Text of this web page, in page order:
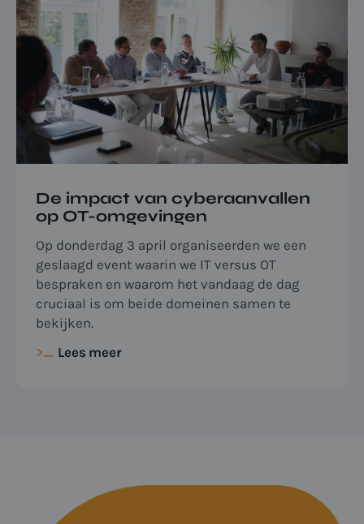
De impact van cyberaanvallen
op OT-omgevingen
Op donderdag 3 april organiseerden we een
geslaagd event waarin we IT versus OT
bespraken en waarom het vandaag de dag
cruciaal is om beide domeinen samen te
bekijken.
Lees meer